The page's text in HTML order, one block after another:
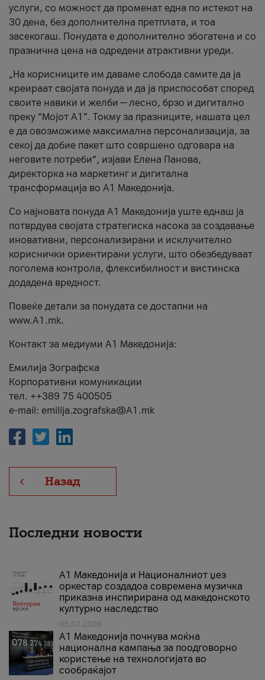
услуги, со можност да променат една по истекот на
30 дена, без дополнителна претплата, и тоа
засекогаш. Понудата е дополнително збогатена и со
празнична цена на одредени атрактивни уреди.
„На корисниците им даваме слобода самите да ја
креираат својата понуда и да ја приспособат според
своите навики и желби — лесно, брзо и дигитално
преку “Мојот А1”. Токму за празниците, нашата цел
е да овозможиме максимална персонализација, за
секој да добие пакет што совршено одговара на
неговите потреби“, изјави Елена Панова,
директорка на маркетинг и дигитална
трансформација во А1 Македонија.
Со најновата понуда А1 Македонија уште еднаш ја
потврдува својата стратегиска насока за создавање
иновативни, персонализирани и исклучително
кориснички ориентирани услуги, што обезбедуваат
поголема контрола, флексибилност и вистинска
додадена вредност.
Повеќе детали за понудата се достапни на
www.А1.mk.
Контакт за медиуми А1 Македонија:
Емилија Зографска
Корпоративни комуникации
тел. ++389 75 400505
e-mail: emilija.zografska@A1.mk
Назад
Последни новости
А1 Македонија и Националниот џез
оркестар создадоа современа музичка
приказна инспирирана од македонското
културно наследство
03.07.2026
A1 Македонија почнува моќна
национална кампања за поодговорно
користење на технологијата во
сообраќајот